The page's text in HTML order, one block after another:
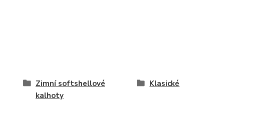
Zimní softshellové
kalhoty
Klasické